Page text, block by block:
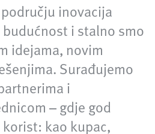
inovacija
i stalno smo
idejama, novim
Surađujemo
i
– gdje god
kao kupac,